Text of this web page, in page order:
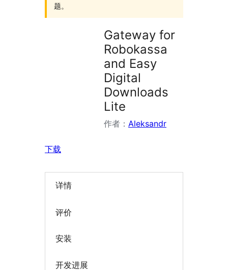
题。
Gateway for
Robokassa
and Easy
Digital
Downloads
Lite
作者： Aleksandr
下载
详情
评价
安装
开发进展